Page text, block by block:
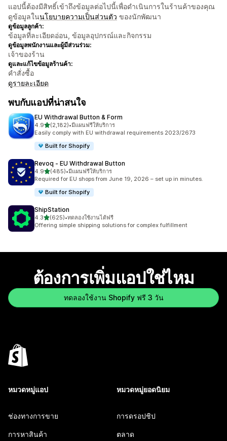
แอปนี้ต้องมีสิทธิ์เข้าถึงข้อมูลต่อไปนี้เพื่อดำเนินการในร้านค้าของคุณ
ดูข้อมูลในนโยบายความเป็นส่วนตัว ของนักพัฒนา
ดูข้อมูลลูกค้า:
ข้อมูลที่ละเอียดอ่อน, ข้อมูลอุปกรณ์และกิจกรรม
ดูข้อมูลพนักงานและผู้มีส่วนร่วม:
เจ้าของร้าน
ดูและแก้ไขข้อมูลร้านค้า:
คำสั่งซื้อ
ดูรายละเอียด
พบกับแอปที่น่าสนใจ
EU Withdrawal Button & Form
4.9เต็ม 5 ดาว
(2,182)
ทั้งหมด 2182 รีวิว
•มีแผนฟรีให้บริการ
Easily comply with EU withdrawal requirements 2023/2673
Built for Shopify
Revoq ‑ EU Withdrawal Button
4.9เต็ม 5 ดาว
(485)
ทั้งหมด 485 รีวิว
•มีแผนฟรีให้บริการ
Required for EU shops from June 19, 2026 – set up in minutes.
Built for Shopify
ShipStation
4.3เต็ม 5 ดาว
(625)
ทั้งหมด 625 รีวิว
•ทดลองใช้งานได้ฟรี
Offering simple shipping solutions for complex fulfillment
ต้องการเพิ่มแอปใช่ไหม
ทดลองใช้งาน Shopify ฟรี 3 วัน
หมวดหมู่แอป
ช่องทางการขาย
การหาสินค้า
หมวดหมู่ยอดนิยม
การดรอปชิป
ตลาด